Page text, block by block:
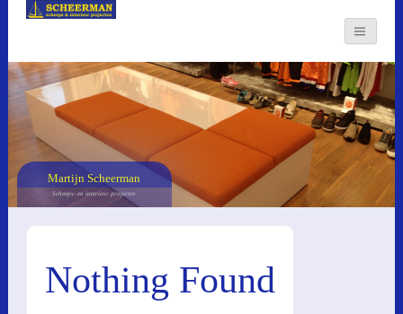
Martijn Scheerman
Scheeps- en interieur projecten
Nothing Found